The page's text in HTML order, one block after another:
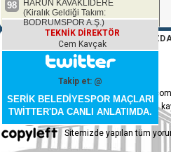
98
HARUN KAVAKLIDERE
(Kiralık Geldiği Takım:
BODRUMSPOR A.Ş.)
TEKNİK DİREKTÖR
Cem Kavçak
Takip et: @
SERİK BELEDİYESPOR MAÇLARI
TWİTTER'DA CANLI ANLATIMDA.
ANA SAYFA|
Copyleft 2015 -
ve videoları sormadan,
Sitemizde yapılan tüm